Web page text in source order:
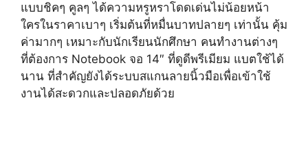
แบบชิคๆ คูลๆ ได้ความหรูหราโดดเด่นไม่น้อยหน้า
ใครในราคาเบาๆ เริ่มต้นที่หมื่นบาทปลายๆ เท่านั้น คุ้ม
ค่ามากๆ เหมาะกับนักเรียนนักศึกษา คนทำงานต่างๆ
ที่ต้องการ Notebook จอ 14″ ที่ดูดีพรีเมียม แบตใช้ได้
นาน ที่สำคัญยังได้ระบบสแกนลายนิ้วมือเพื่อเข้าใช้
งานได้สะดวกและปลอดภัยด้วย